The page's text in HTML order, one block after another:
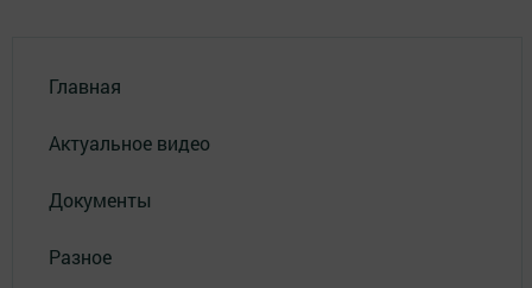
Главная
Актуальное видео
Документы
Разное